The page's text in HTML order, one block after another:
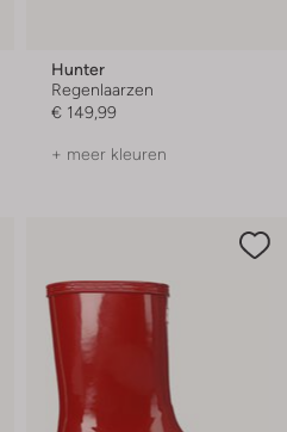
Hunter
Regenlaarzen
€ 149,99
+ meer kleuren